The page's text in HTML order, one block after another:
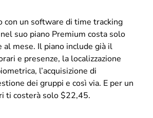
con un software di time tracking
suo piano Premium costa solo
mese. Il piano include già il
e presenze, la localizzazione
l’acquisizione di
dei gruppi e così via. E per un
ti costerà solo $22,45.